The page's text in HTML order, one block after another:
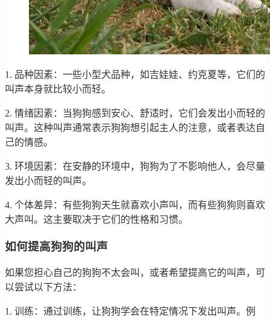
1. 品种因素：一些小型犬品种，如吉娃娃、约克夏等，它们的
叫声本身就比较小而轻。
2. 情绪因素：当狗狗感到安心、舒适时，它们会发出小而轻的
叫声。这种叫声通常表示狗狗想引起主人的注意，或者表达自
己的情感。
3. 环境因素：在安静的环境中，狗狗为了不影响他人，会尽量
发出小而轻的叫声。
4. 个体差异：有些狗狗天生就喜欢小声叫，而有些狗狗则喜欢
大声叫。这主要取决于它们的性格和习惯。
如何提高狗狗的叫声
如果您担心自己的狗狗不太会叫，或者希望提高它的叫声，可
以尝试以下方法：
1. 训练：通过训练，让狗狗学会在特定情况下发出叫声。例